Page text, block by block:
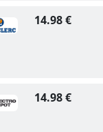
14.98 €
14.98 €